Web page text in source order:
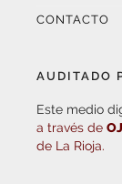
CONTACTO
AUDITADO
Este medio
a través de
de La Rioja.